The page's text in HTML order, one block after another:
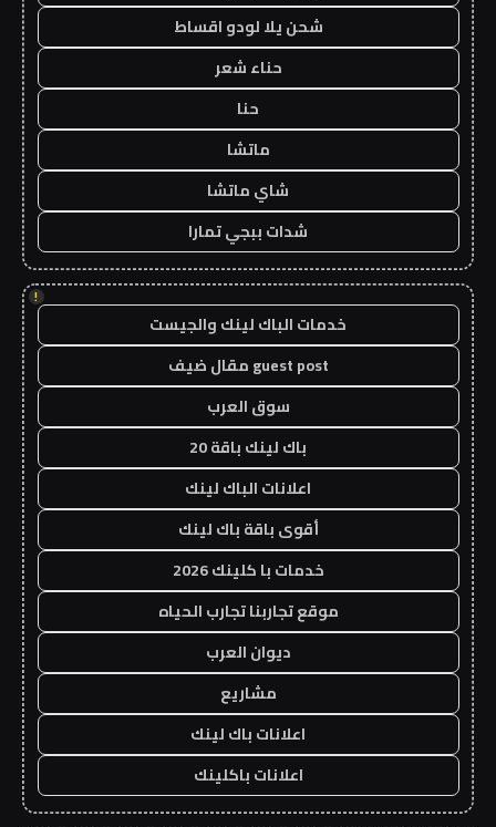
شحن يلا لودو اقساط
حناء شعر
حنا
ماتشا
شاي ماتشا
شدات ببجي تمارا
!
خدمات الباك لينك والجيست
guest post مقال ضيف
سوق العرب
باك لينك باقة 20
اعلانات الباك لينك
أقوى باقة باك لينك
خدمات با كلينك 2026
موقع تجاربنا تجارب الحياه
ديوان العرب
مشاريع
اعلانات باك لينك
اعلانات باكلينك